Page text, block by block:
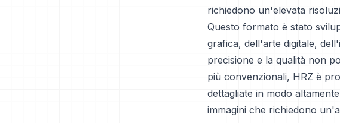
richiedono un'elevata
Questo formato è stato
grafica, dell'arte digitale,
precisione e la qualità non
più convenzionali, HRZ è
dettagliate in modo
immagini che richiedono